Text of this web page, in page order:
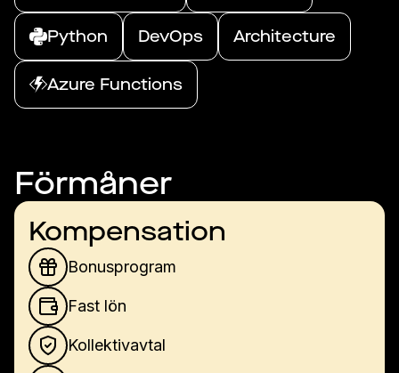
Python DevOps Architecture
Azure Functions
Förmåner
Kompensation
Bonusprogram
Fast lön
Kollektivavtal